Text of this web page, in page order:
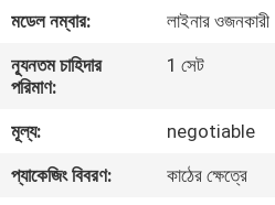
ফ্যাক্টরি
ট্যুর
মান
নিয়ন্ত্রণ
মডেল নম্বার:
লাইনার ওজনকারী
ন্যূনতম চাহিদার
পরিমাণ:
1 সেট
মূল্য:
negotiable
প্যাকেজিং বিবরণ:
কাঠের ক্ষেত্রে